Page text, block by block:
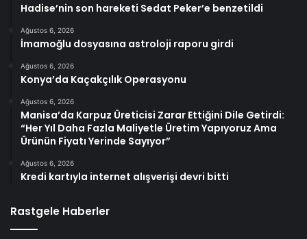
Hadise’nin son hareketi Sedat Peker’e benzetildi
Ağustos 6, 2026
İmamoğlu dosyasına astroloji raporu girdi
Ağustos 6, 2026
Konya’da Kaçakçılık Operasyonu
Ağustos 6, 2026
Manisa’da Karpuz Üreticisi Zarar Ettiğini Dile Getirdi:
“Her Yıl Daha Fazla Maliyetle Üretim Yapıyoruz Ama
Ürünün Fiyatı Yerinde Sayıyor”
Ağustos 6, 2026
Kredi kartıyla internet alışverişi devri bitti
Rastgele Haberler